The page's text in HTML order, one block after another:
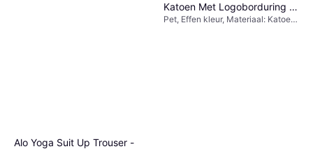
Alo Yoga Suit Up Trouser -
Katoen Met Logoborduring -
Zwart
Pet, Effen kleur, Materiaal: Katoen,